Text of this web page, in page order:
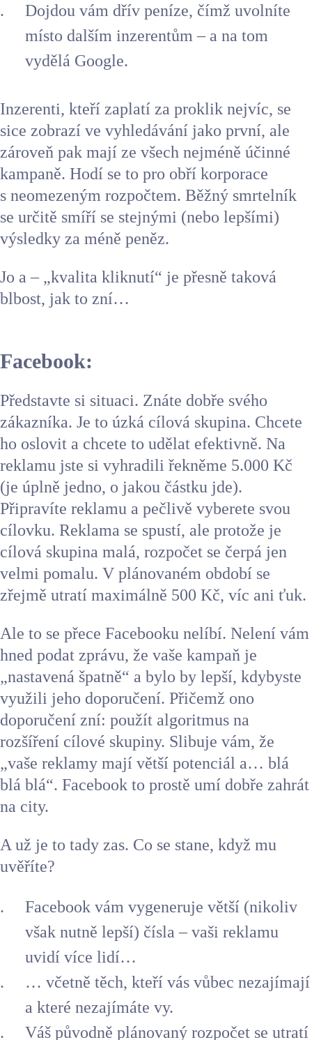
Dojdou vám dřív peníze, čímž uvolníte
místo dalším inzerentům – a na tom
vydělá Google.
Inzerenti, kteří zaplatí za proklik nejvíc, se
sice zobrazí ve vyhledávání jako první, ale
zároveň pak mají ze všech nejméně účinné
kampaně. Hodí se to pro obří korporace
s neomezeným rozpočtem. Běžný smrtelník
se určitě smíří se stejnými (nebo lepšími)
výsledky za méně peněz.
Jo a – „kvalita kliknutí“ je přesně taková
blbost, jak to zní…
Facebook:
Představte si situaci. Znáte dobře svého
zákazníka. Je to úzká cílová skupina. Chcete
ho oslovit a chcete to udělat efektivně. Na
reklamu jste si vyhradili řekněme 5.000 Kč
(je úplně jedno, o jakou částku jde).
Připravíte reklamu a pečlivě vyberete svou
cílovku. Reklama se spustí, ale protože je
cílová skupina malá, rozpočet se čerpá jen
velmi pomalu. V plánovaném období se
zřejmě utratí maximálně 500 Kč, víc ani ťuk.
Ale to se přece Facebooku nelíbí. Nelení vám
hned podat zprávu, že vaše kampaň je
„nastavená špatně“ a bylo by lepší, kdybyste
využili jeho doporučení. Přičemž ono
doporučení zní: použít algoritmus na
rozšíření cílové skupiny. Slibuje vám, že
„vaše reklamy mají větší potenciál a… blá
blá blá“. Facebook to prostě umí dobře zahrát
na city.
A už je to tady zas. Co se stane, když mu
uvěříte?
Facebook vám vygeneruje větší (nikoliv
však nutně lepší) čísla – vaši reklamu
uvidí více lidí…
… včetně těch, kteří vás vůbec nezajímají
a které nezajímáte vy.
Váš původně plánovaný rozpočet se utratí